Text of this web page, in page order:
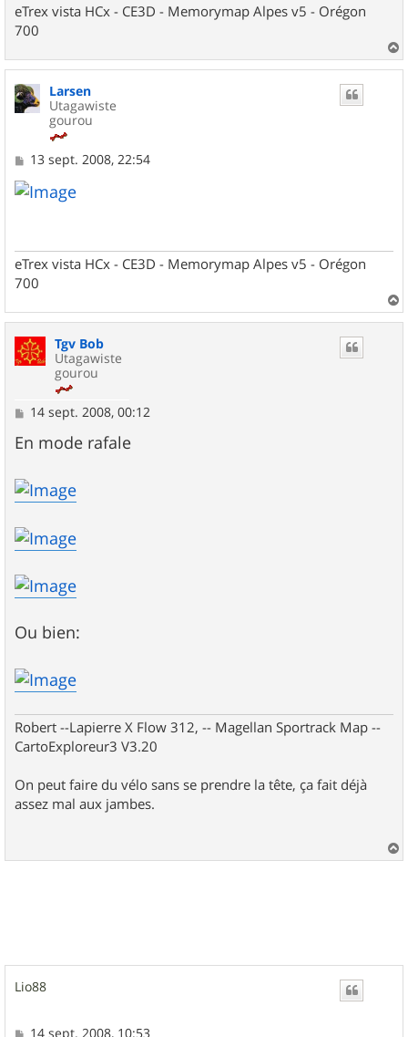
eTrex vista HCx - CE3D - Memorymap Alpes v5 - Orégon
700
a
Larsen
Utagawiste
gourou
M
s
s
13 sept. 2008, 22:54
eTrex vista HCx - CE3D - Memorymap Alpes v5 - Orégon
700
a
Tgv Bob
Utagawiste
gourou
M
s
s
g
e
14 sept. 2008, 00:12
En mode rafale
Ou bien:
Robert --Lapierre X Flow 312, -- Magellan Sportrack Map --
CartoExploreur3 V3.20
On peut faire du vélo sans se prendre la tête, ça fait déjà
assez mal aux jambes.
a
Lio88
M14 sept. 2008, 10:53